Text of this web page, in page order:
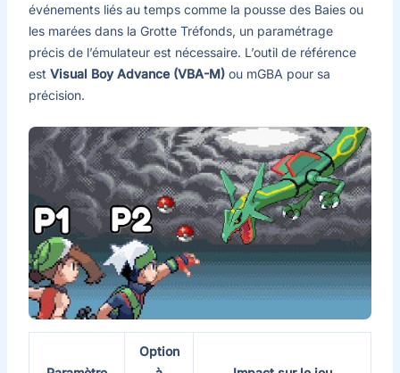
événements liés au temps comme la pousse des Baies ou
les marées dans la Grotte Tréfonds, un paramétrage
précis de l’émulateur est nécessaire. L’outil de référence
est Visual Boy Advance (VBA-M)ou mGBA pour sa
précision.
Option